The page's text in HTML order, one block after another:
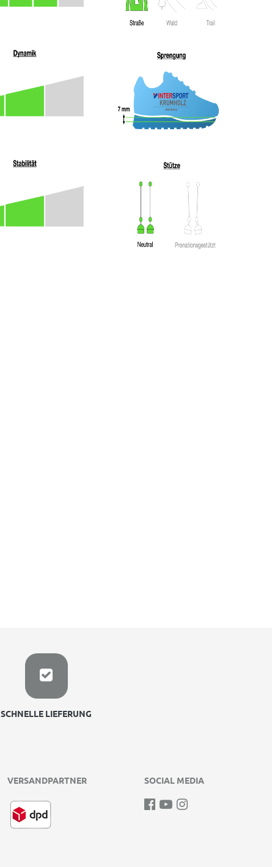
SCHNELLE LIEFERUNG
VERSANDPARTNER SOCIAL MEDIA